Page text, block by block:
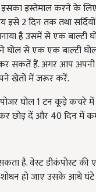
इसका इस्तेमाल करने के
इसे 2 दिन तक तथा
है उसमें से एक बाल्टी
से एक एक बाल्टी
सकतें हैं. अगर आप
खेतों में जरूर करें.
घोल 1 टन कूड़े
दें और 40 दिन में
है. वेस्ट डीकंपोस्ट की
शोधन हो जाए उसके